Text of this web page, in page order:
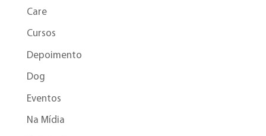
Care
Cursos
Depoimento
Dog
Eventos
Na Mídia